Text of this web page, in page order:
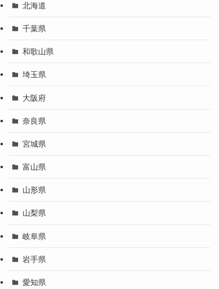
北海道
千葉県
和歌山県
埼玉県
大阪府
奈良県
宮城県
富山県
山形県
山梨県
岐阜県
岩手県
愛知県